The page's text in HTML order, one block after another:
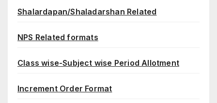
Shalardapan/Shaladarshan Related
NPS Related formats
Class wise-Subject wise Period Allotment
Increment Order Format